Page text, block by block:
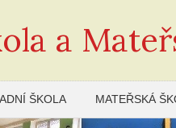
a
ŠKOLA MATEŘSKÁ